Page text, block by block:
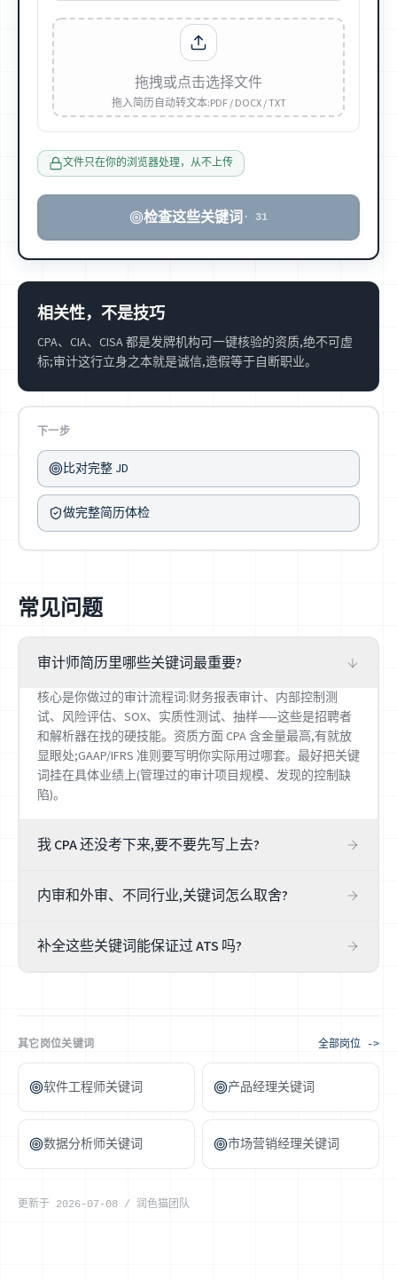
拖拽或点击选择文件
拖入简历自动转文本:PDF / DOCX / TXT
文件只在你的浏览器处理，从不上传
检查这些关键词 · 31
相关性，不是技巧
CPA、CIA、CISA 都是发牌机构可一键核验的资质,绝不可虚
标;审计这行立身之本就是诚信,造假等于自断职业。
下一步
比对完整 JD
做完整简历体检
常见问题
审计师简历里哪些关键词最重要?
核心是你做过的审计流程词:财务报表审计、内部控制测
试、风险评估、SOX、实质性测试、抽样——这些是招聘者
和解析器在找的硬技能。资质方面 CPA 含金量最高,有就放
显眼处;GAAP/IFRS 准则要写明你实际用过哪套。最好把关键
词挂在具体业绩上(管理过的审计项目规模、发现的控制缺
陷)。
我 CPA 还没考下来,要不要先写上去?
标会在背调中暴露,还砸了审计师最看重的诚信招牌。如实
经验、数据分析工具写扎实——这些一样能打动事务所。
内审和外审、不同行业,关键词怎么取舍?
质性测试、客户管理;内审重内部控制、运营审计、风险管
理、SOX 流程;IT 审计则要 CISA、ITGC、网络安全控制。向
补全这些关键词能保证过 ATS 吗?
的项目和面试里能不能讲清楚一次完整的审计逻辑。把关键
词当成让真本事被看见的方式,而不是过关捷径。
其它岗位关键词 全部岗位 ->
软件工程师关键词 产品经理关键词
数据分析师关键词 市场营销经理关键词
更新于 2026-07-08 / 润色猫团队